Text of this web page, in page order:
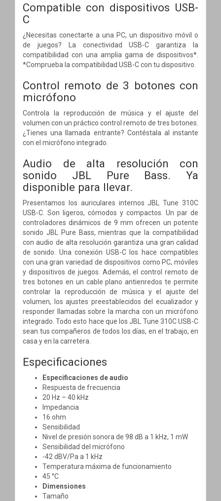
Compatible con dispositivos USB-
C
¿Necesitas conectarte a una PC, un dispositivo móvil o
de juegos? La conectividad USB-C garantiza la
compatibilidad con una amplia gama de dispositivos*.
*Comprueba la compatibilidad USB-C con tu dispositivo.
Control remoto de 3 botones con
micrófono
Controla la reproducción de música y el ajuste del
volumen con un práctico control remoto de tres botones.
¿Tienes una llamada entrante? Contéstala al instante
con el micrófono integrado.
Audio de alta resolución con
sonido JBL Pure Bass. Ya
disponible para llevar.
Presentamos los auriculares internos JBL Tune 310C
USB-C. Son ligeros, cómodos y compactos. Un par de
controladores dinámicos de 9 mm ofrecen un potente
sonido JBL Pure Bass, mientras que la compatibilidad
con audio de alta resolución garantiza una gran calidad
de sonido. Una conexión USB-C los hace compatibles
con una gran variedad de dispositivos como PC, móviles
y dispositivos de juegos. Además, el control remoto de
tres botones en un cable plano antienredos te permite
controlar la reproducción de música y el ajuste del
volumen, los ajustes preestablecidos del ecualizador y
responder llamadas sobre la marcha con un micrófono
integrado. Todo esto hace que los JBL Tune 310C USB-C
sean tus compañeros de todos los días, en el trabajo, en
casa y en la carretera.
Especificaciones
Especificaciones de audio
Respuesta de frecuencia
20 Hz – 40 kHz
Impedancia
16 ohm
Sensibilidad
Nivel de presión sonora de 98 dB a 1 kHz, 1 mW
Sensibilidad del micrófono
-42 dBV/Pa a 1 kHz
Temperatura máxima de funcionamiento
45 °C
Dimensiones
Tamaño